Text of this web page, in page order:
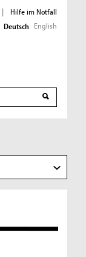
|
Hilfe im Notfall
Deutsch English